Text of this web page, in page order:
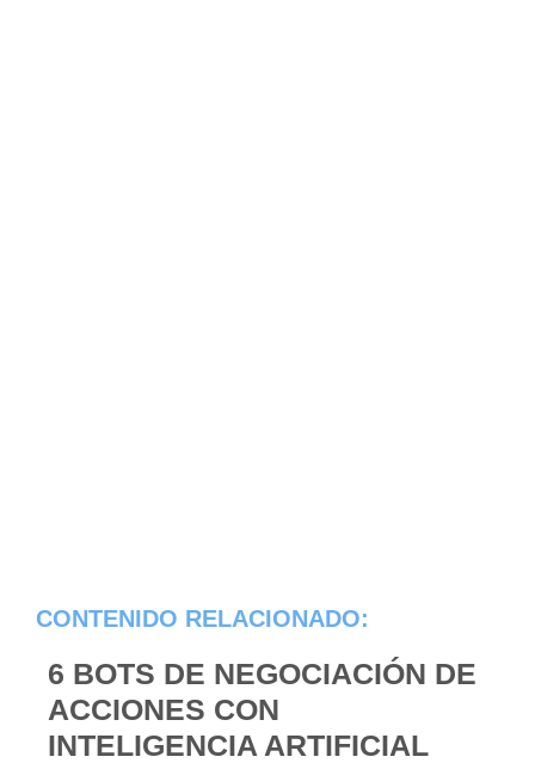
CONTENIDO RELACIONADO:
6 BOTS DE NEGOCIACIÓN DE
ACCIONES CON
INTELIGENCIA ARTIFICIAL